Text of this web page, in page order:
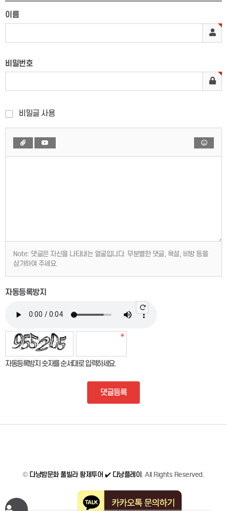
이름
비밀번호
비밀글 사용
Note: 댓글은 자신을 나타내는 얼굴입니다. 무분별한 댓글, 욕설, 비방 등을
삼가하여 주세요.
자동등록방지
자동등록방지 숫자를 순서대로 입력하세요.
댓글등록
© 다낭밤문화 풀빌라 황제투어 ✔️ 다낭플레이 . All Rights Reserved.